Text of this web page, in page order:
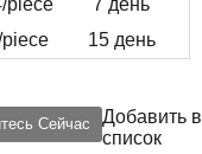
/piece
7 день
15 день
Сейчас
Добавить в
список